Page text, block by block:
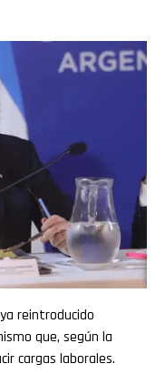
reintroducido
que, según la
cargas laborales.